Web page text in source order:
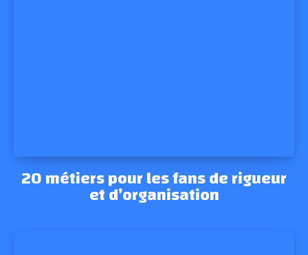
20 métiers pour les fans de rigueur
et d’organisation